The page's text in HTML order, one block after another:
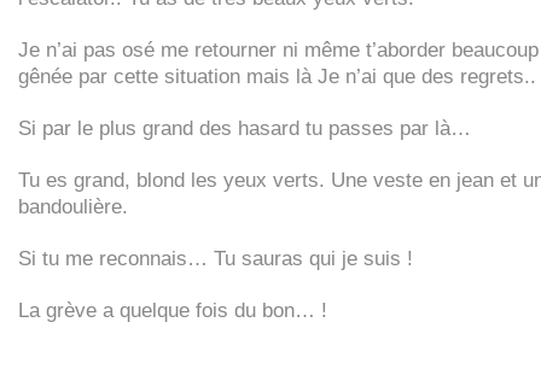
Je n’ai pas osé me retourner ni même t’aborder
gênée par cette situation mais là Je n’ai que des regrets..
Si par le plus grand des hasard tu passes par là…
Tu es grand, blond les yeux verts. Une veste en jean et
bandoulière.
Si tu me reconnais… Tu sauras qui je suis !
La grève a quelque fois du bon… !